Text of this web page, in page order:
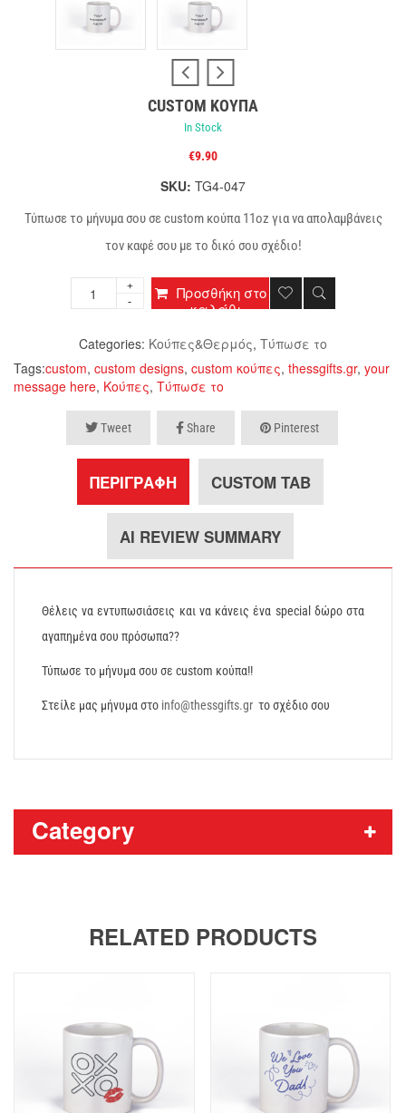
CUSTOM ΚΟΎΠΑ
In Stock
€9.90
SKU: TG4-047
Τύπωσε το μήνυμα σου σε custom κούπα 11oz για να απολαμβάνεις
τον καφέ σου με το δικό σου σχέδιο!
Προσθήκη στο
καλάθι
Categories: Κούπες&Θερμός, Τύπωσε το
Tags:custom, custom designs, custom κούπες, thessgifts.gr, your
message here, Κούπες, Τύπωσε το
Tweet Share Pinterest
ΠΕΡΙΓΡΑΦΉ CUSTOM TAB
AI REVIEW SUMMARY
Θέλεις να εντυπωσιάσεις και να κάνεις ένα special δώρο στα
αγαπημένα σου πρόσωπα??
Τύπωσε το μήνυμα σου σε custom κούπα!!
Στείλε μας μήνυμα στο info@thessgifts.gr το σχέδιο σου
Category
RELATED PRODUCTS